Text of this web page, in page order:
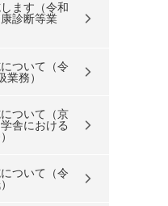
ます（令和
診断等業
ついて（令
務）
ついて（京
舎における
ついて（令